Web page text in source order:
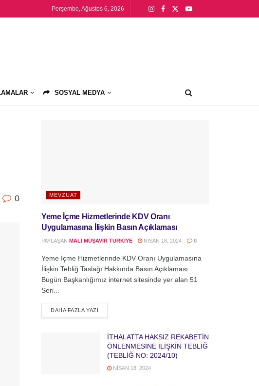
Perşembe, Ağustos 6, 2026
SOSYAL MEDYA
0 MEVZUAT
Yeme İçme Hizmetlerinde KDV Oranı
Uygulamasına İlişkin Basın Açıklaması
PAYLAŞAN MALI MÜŞAVIR TÜRKIYE NISAN 18, 2024 0
Yeme İçme Hizmetlerinde KDV Oranı Uygulamasına
İlişkin Tebliğ Taslağı Hakkında Basın Açıklaması
Bugün Başkanlığımız internet sitesinde yer alan 51
Seri...
DAHA FAZLA YAZI
İTHALATTA HAKSIZ REKABETİN
ÖNLENMESİNE İLİŞKİN TEBLİĞ
(TEBLİĞ NO: 2024/10)
NISAN 18, 2024